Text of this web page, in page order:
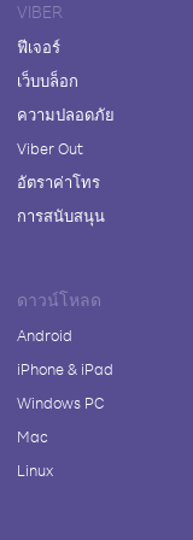
VIBER
ฟีเจอร์
เว็บบล็อก
ความปลอดภัย
Viber Out
อัตราค่าโทร
การสนับสนุน
ดาวน์โหลด
Android
iPhone & iPad
Windows PC
Mac
Linux